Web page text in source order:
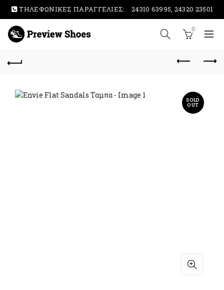
ΤΗΛΕΦΩΝΙΚΕΣ ΠΑΡΑΓΓΕΛΙΕΣ: 24310 63995, 24320 23501
0
SOLD
OUT